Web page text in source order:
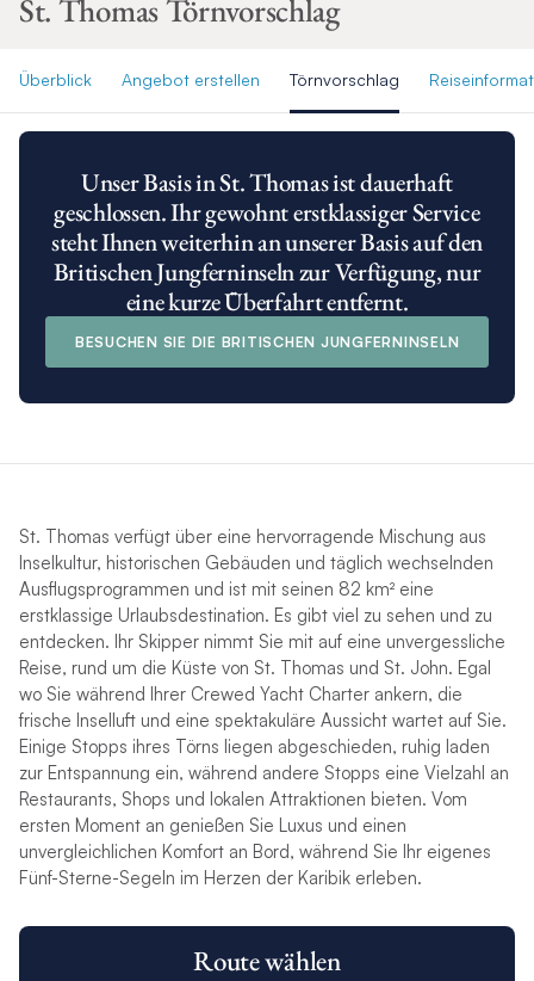
St. Thomas Törnvorschlag
Überblick Angebot erstellen Törnvorschlag
Unser Basis in St. Thomas ist dauerhaft
geschlossen. Ihr gewohnt erstklassiger Service
steht Ihnen weiterhin an unserer Basis auf den
Britischen Jungferninseln zur Verfügung, nur
eine kurze Überfahrt entfernt.
BESUCHEN SIE DIE BRITISCHEN JUNGFERNINSELN
St. Thomas verfügt über eine hervorragende Mischung aus
Inselkultur, historischen Gebäuden und täglich wechselnden
Ausflugsprogrammen und ist mit seinen 82 km² eine
erstklassige Urlaubsdestination. Es gibt viel zu sehen und zu
entdecken. Ihr Skipper nimmt Sie mit auf eine unvergessliche
Reise, rund um die Küste von St. Thomas und St. John. Egal
wo Sie während Ihrer Crewed Yacht Charter ankern, die
frische Inselluft und eine spektakuläre Aussicht wartet auf Sie.
Einige Stopps ihres Törns liegen abgeschieden, ruhig laden
zur Entspannung ein, während andere Stopps eine Vielzahl an
Restaurants, Shops und lokalen Attraktionen bieten. Vom
ersten Moment an genießen Sie Luxus und einen
unvergleichlichen Komfort an Bord, während Sie Ihr eigenes
Fünf-Sterne-Segeln im Herzen der Karibik erleben.
Route wählen